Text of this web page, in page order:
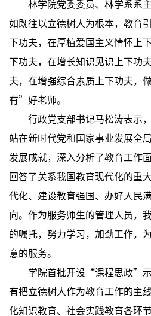
林学院党委委员、林学系系主
如既往以立德树人为根本，教育
下功夫，在厚植爱国主义情怀上
下功夫，在增长知识见识上下功
夫，在增强综合素质上下功夫，
有”好老师。
行政党支部书记马松涛表示，
站在新时代党和国家事业发展全
发展成就，深入分析了教育工作
回答了关系我国教育现代化的重
代化、建设教育强国、办好人民
向。作为服务师生的管理人员，
的嘱托，努力学习，加劲工作，
意的服务。
学院首批开设“课程思政”示
有把立德树人作为教育工作的主
化知识教育、社会实践教育各环